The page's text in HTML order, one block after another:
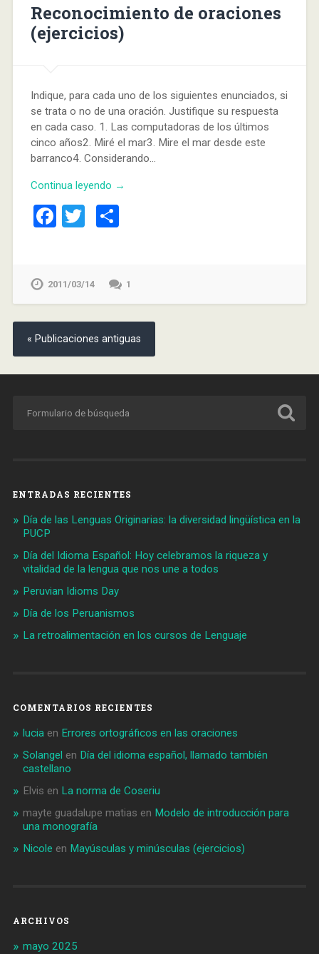
Reconocimiento de oraciones
(ejercicios)
Indique, para cada uno de los siguientes enunciados, si
se trata o no de una oración. Justifique su respuesta
en cada caso. 1. Las computadoras de los últimos
cinco años2. Miré el mar3. Mire el mar desde este
barranco4. Considerando…
Continua leyendo →
Facebook
Twitter
2011/03/14 1
« Publicaciones antiguas
ENTRADAS RECIENTES
Día de las Lenguas Originarias: la diversidad lingüística en la
PUCP
Día del Idioma Español: Hoy celebramos la riqueza y
vitalidad de la lengua que nos une a todos
Peruvian Idioms Day
Día de los Peruanismos
La retroalimentación en los cursos de Lenguaje
COMENTARIOS RECIENTES
luciaen Errores ortográficos en las oraciones
Solangel en Día del idioma español, llamado también
castellano
Elvis en La norma de Coseriu
mayte guadalupe matias en Modelo de introducción para
una monografía
Nicole en Mayúsculas y minúsculas (ejercicios)
ARCHIVOS
mayo 2025